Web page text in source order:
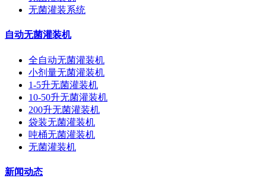
无菌灌装系统
自动无菌灌装机
全自动无菌灌装机
小剂量无菌灌装机
1-5升无菌灌装机
10-50升无菌灌装机
200升无菌灌装机
袋装无菌灌装机
吨桶无菌灌装机
无菌灌装机
新闻动态